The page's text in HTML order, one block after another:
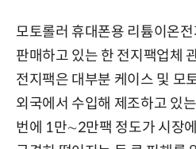
모토롤러 휴대폰용 리튬이온
판매하고 있는 한 전지팩업체
전지팩은 대부분 케이스 및 모
외국에서 수입해 제조하고 있
번에 1만∼2만팩 정도가 시장